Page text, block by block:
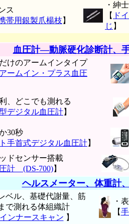
ス
帯用銀製爪楊枝 】
・紳
【 ド
じ 】
血圧計―動脈硬化診断計、
けのアームインタイプ
ームイン・プラス血圧
、どこでも測れる
デジタル血圧計】
30秒
手首式デジタル血圧計】
ドセンサー搭載
圧計 (DS-700)】
ヘルスメーター、体重計
ベル、基礎代謝量、筋
で測れる体組織計
ンナースキャン 】
・
【